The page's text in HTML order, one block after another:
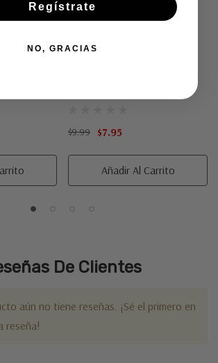
Azul
$9.99 $7.95
Añadir Al Carrito
De Clientes
aún no tiene reseñas. ¡Sé el primero en
reseña!
Regístrate
NO, GRACIAS